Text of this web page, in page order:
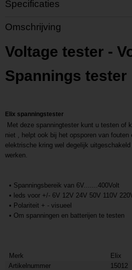
Specificaties
Productcode
P20162101259
Productcode leverancier
L20162101259
1,70 Kg
Omschrijving
Voltage tester -
Spannings tester
Elix spanningstester
Met deze spanningtester kunt u testen of
niet , helpt ook bij het opsporen van fouten
elektrische kring wel degelijk
werken.
• Spanningsbereik van 6V.......400Volt
• leds voor +/- 6V 12V 24V 50V 110V
• Polariteit + - visueel
• Om spanningen en batterijen te testen
Merk
Elix
Artikelnummer
15012